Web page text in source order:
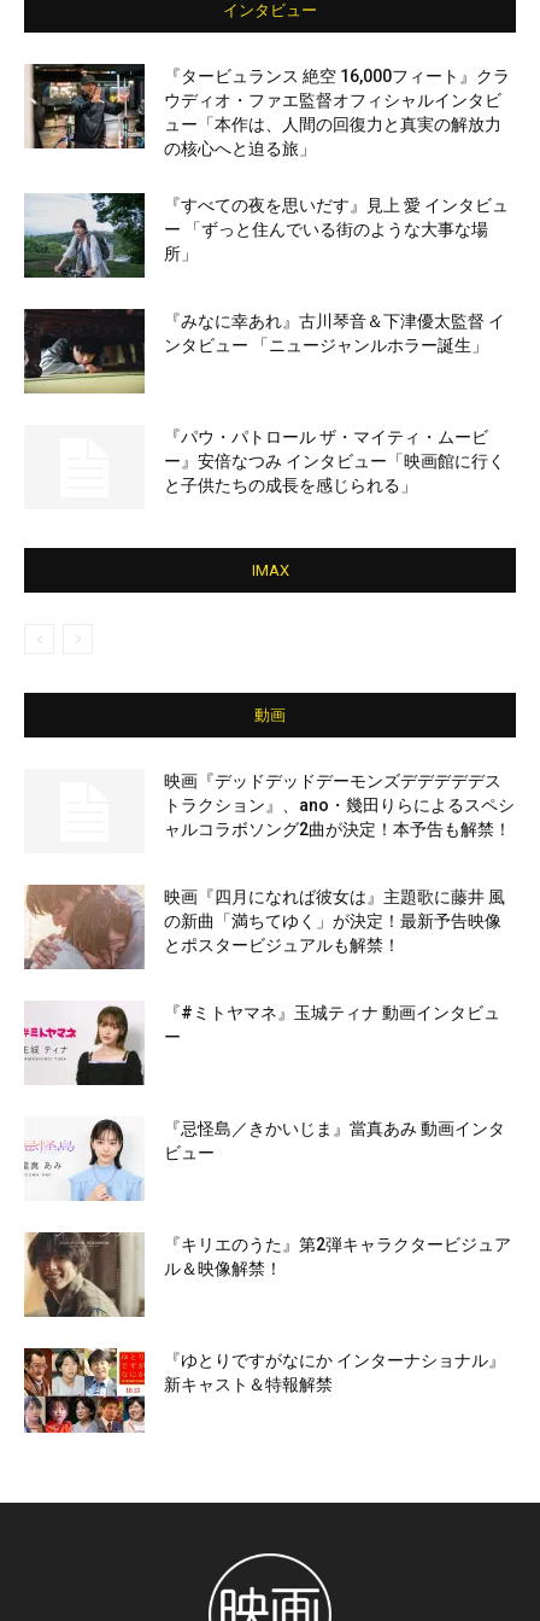
インタビュー
『タービュランス 絶空 16,000フィート』クラ
ウディオ・ファエ監督オフィシャルインタビ
ュー「本作は、人間の回復力と真実の解放力
の核心へと迫る旅」
『すべての夜を思いだす』見上 愛 インタビュ
ー 「ずっと住んでいる街のような大事な場
所」
『みなに幸あれ』古川琴音＆下津優太監督 イ
ンタビュー 「ニュージャンルホラー誕生」
『パウ・パトロール ザ・マイティ・ムービ
ー』安倍なつみ インタビュー「映画館に行く
と子供たちの成長を感じられる」
IMAX
動画
映画『デッドデッドデーモンズデデデデデス
トラクション』、ano・幾田りらによるスペシ
ャルコラボソング2曲が決定！本予告も解禁！
映画『四月になれば彼女は』主題歌に藤井 風
の新曲「満ちてゆく」が決定！最新予告映像
とポスタービジュアルも解禁！
『#ミトヤマネ』玉城ティナ 動画インタビュ
ー
『忌怪島／きかいじま』當真あみ 動画インタ
ビュー
『キリエのうた』第2弾キャラクタービジュア
ル＆映像解禁！
『ゆとりですがなにか インターナショナル』
新キャスト＆特報解禁